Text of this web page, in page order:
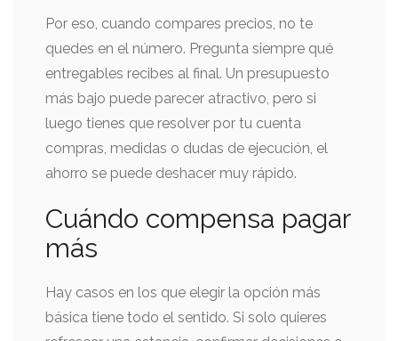
Por eso, cuando compares precios, no te
quedes en el número. Pregunta siempre qué
entregables recibes al final. Un presupuesto
más bajo puede parecer atractivo, pero si
luego tienes que resolver por tu cuenta
compras, medidas o dudas de ejecución, el
ahorro se puede deshacer muy rápido.
Cuándo compensa pagar
más
Hay casos en los que elegir la opción más
básica tiene todo el sentido. Si solo quieres